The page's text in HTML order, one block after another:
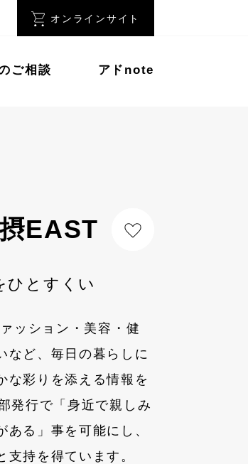
オンラインサイト
ご相談 アドnote
EAST
ひとすくい
ッション・美容・健
など、毎日の暮らしに
な彩りを添える情報を
発行で「身近で親しみ
る」事を可能にし、
支持を得ています。